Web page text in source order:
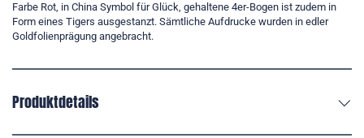
Farbe Rot, in China Symbol für Glück, gehaltene 4er-Bogen ist zudem in
Form eines Tigers ausgestanzt. Sämtliche Aufdrucke wurden in edler
Goldfolienprägung angebracht.
Produktdetails